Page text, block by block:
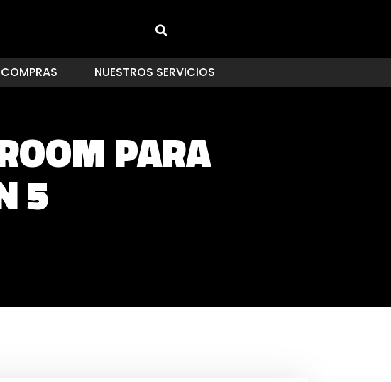
COMPRAS NUESTROS SERVICIOS
PARA
5